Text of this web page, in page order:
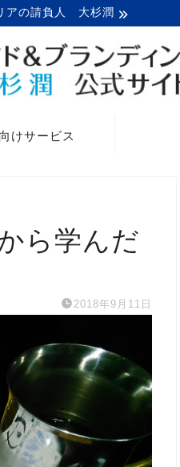
アの請負人 大杉潤
けサービス
ら学んだ
2018年9月11日